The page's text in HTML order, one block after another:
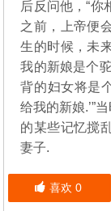
后反问他，“你
之前，上帝便
生的时候，未
我的新娘是个
背的妇女将是
给我的新娘.’”
的某些记忆搅
妻子.
喜欢 0